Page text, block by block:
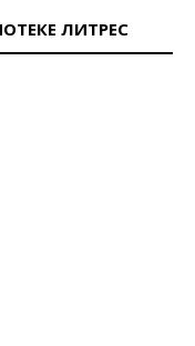
ЛИТРЕС